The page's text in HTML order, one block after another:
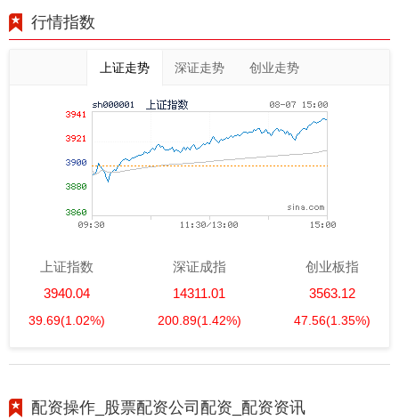
行情指数
上证走势 深证走势 创业走势
上证指数
3940.04
39.69(1.02%)
深证成指
14311.01
200.89(1.42%)
创业板指
3563.12
47.56(1.35%)
配资操作_股票配资公司配资_配资资讯